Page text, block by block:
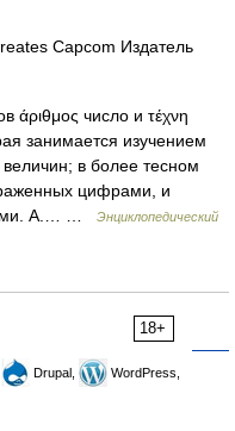
Capcom Издатель
άριθμος число и τέχνη
занимается изучением
в более тесном
цифрами, и
А.… …
Энциклопедический
18+
Drupal,
WordPress,